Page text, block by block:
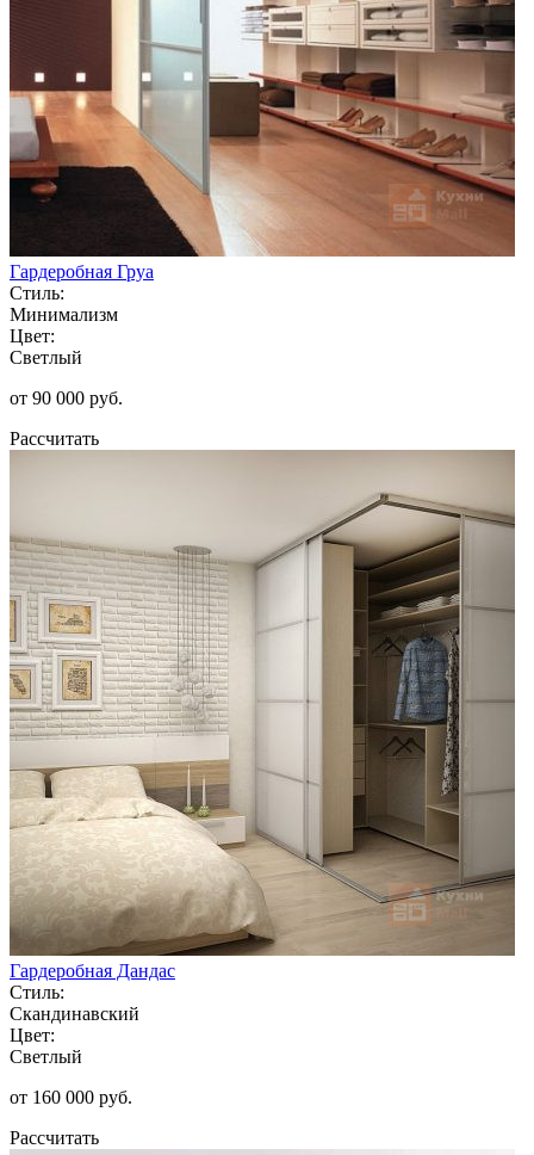
Гардеробная Груа
Стиль:
Минимализм
Цвет:
Светлый
от 90 000 руб.
Рассчитать
Гардеробная Дандас
Стиль:
Скандинавский
Цвет:
Светлый
от 160 000 руб.
Рассчитать